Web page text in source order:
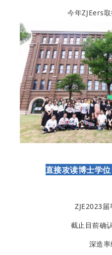
今年ZJEers
直接攻读博士学
ZJE2023
截止目前确
深造率